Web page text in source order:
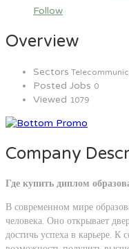
Follow
Overview
Sectors
Posted Jobs 0
Viewed 1079
Company
Где купить диплом
В современном мире
человека. Оно открывает
достичь успеха в карьере. К